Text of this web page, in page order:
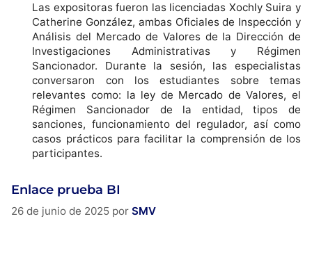
Las expositoras fueron las licenciadas Xochly Suira y
Catherine González, ambas Oficiales de Inspección y
Análisis del Mercado de Valores de la Dirección de
Investigaciones Administrativas y Régimen
Sancionador. Durante la sesión, las especialistas
conversaron con los estudiantes sobre temas
relevantes como: la ley de Mercado de Valores, el
Régimen Sancionador de la entidad, tipos de
sanciones, funcionamiento del regulador, así como
casos prácticos para facilitar la comprensión de los
participantes.
Enlace prueba BI
26 de junio de 2025 por SMV